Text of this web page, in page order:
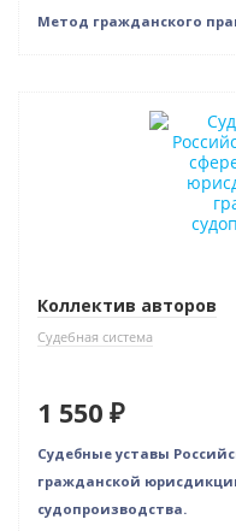
Метод гражданского
Коллектив авторов
Судебная система
1 550 ₽
Судебные уставы
гражданской
судопроизводства.